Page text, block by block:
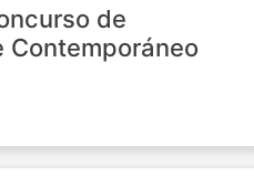
de
Contemporáneo